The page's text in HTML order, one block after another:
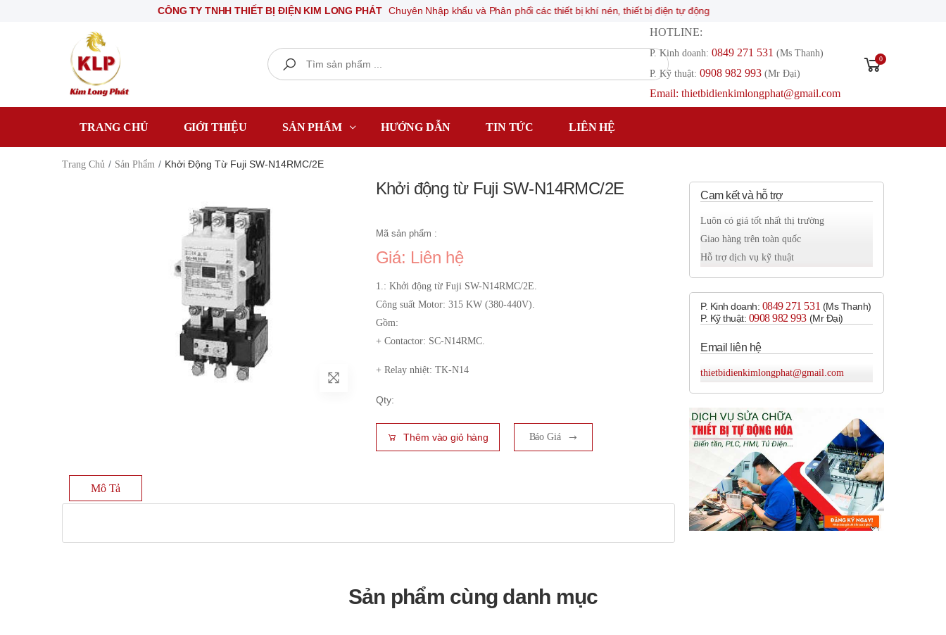
CÔNG TY TNHH THIẾT BỊ ĐIỆN KIM LONG PHÁT Chuyên Nhập khẩu và Phân phối các thiết bị khí nén, thiết bị điện tự động
Search
HOTLINE:
P. Kinh doanh: 0849 271 531 (Ms Thanh)
P. Kỹ thuật: 0908 982 993​ (Mr Đại)
Email: thietbidienkimlongphat@gmail.com
0
TRANG CHỦ GIỚI THIỆU SẢN PHẨM HƯỚNG DẪN TIN TỨC LIÊN HỆ
Trang Chủ Sản Phẩm Khởi Động Từ Fuji SW-N14RMC/2E
Khởi động từ Fuji SW-N14RMC/2E
Mã sản phẩm :
Giá: Liên hệ
1.: Khởi động từ Fuji SW-N14RMC/2E.
Công suất Motor: 315 KW (380-440V).
Gồm:
+ Contactor: SC-N14RMC.
+ Relay nhiệt: TK-N14
Qty:
Thêm vào giỏ hàng Báo Giá
Mô Tả
Cam kết và hỗ trợ
Luôn có giá tốt nhất thị trường
Giao hàng trên toàn quốc
Hỗ trợ dịch vụ kỹ thuật
P. Kinh doanh: 0849 271 531 (Ms Thanh)
P. Kỹ thuật: 0908 982 993​ (Mr Đại)
Email liên hệ
thietbidienkimlongphat@gmail.com
Sản phẩm cùng danh mục